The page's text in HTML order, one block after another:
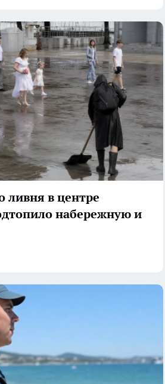
ливня в центре
набережную и